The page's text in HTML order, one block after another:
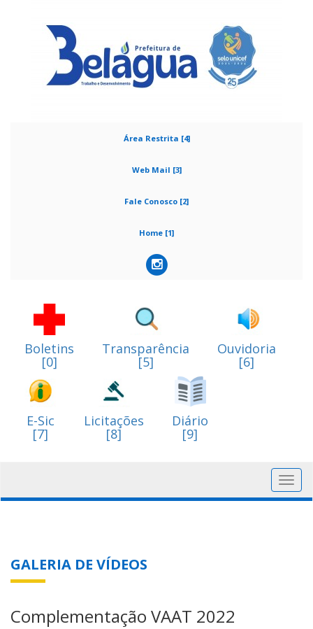
Área Restrita [4]
Web Mail [3]
Fale Conosco [2]
Home [1]
Boletins
[0]
Transparência
[5]
Ouvidoria
[6]
E-Sic
[7]
Licitações
[8]
Diário
[9]
GALERIA DE VÍDEOS
Complementação VAAT 2022